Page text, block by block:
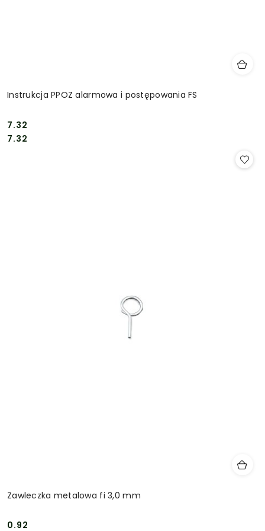
Instrukcja PPOZ alarmowa i postępowania FS
Cena:
7.32
Cena:
7.32
Zawleczka metalowa fi 3,0 mm
0.92